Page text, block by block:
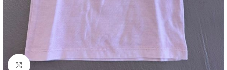
Click to enlarge